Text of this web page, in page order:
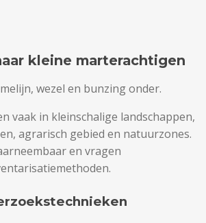
kleine marterachtigen
wezel en bunzing onder.
vaak in kleinschalige landschappen,
agrarisch gebied en natuurzones.
en vragen